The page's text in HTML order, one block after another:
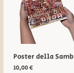
Poster della Samb
Prezzo
10,00 €